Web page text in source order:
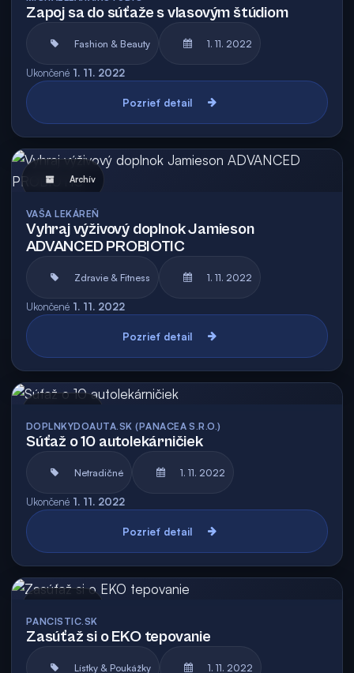
Zapoj sa do súťaže s vlasovým štúdiom
Fashion & Beauty 1. 11. 2022
Ukončené 1. 11. 2022
Pozrieť detail
Archív
VAŠA LEKÁREŇ
Vyhraj výživový doplnok Jamieson
ADVANCED PROBIOTIC
Zdravie & Fitness 1. 11. 2022
Ukončené 1. 11. 2022
Pozrieť detail
DOPLNKYDOAUTA.SK (PANACEA S.R.O.)
Súťaž o 10 autolekárničiek
Netradičné 1. 11. 2022
Ukončené 1. 11. 2022
Pozrieť detail
PANCISTIC.SK
Zasúťaž si o EKO tepovanie
Lístky & Poukážky 1. 11. 2022